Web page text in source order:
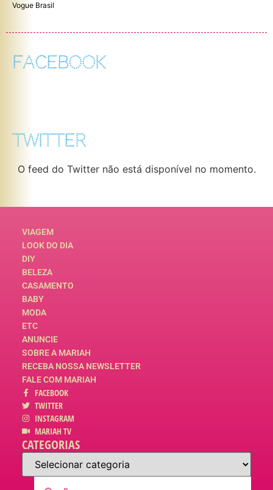
Vogue Brasil
FACEBOOK
TWITTER
O feed do Twitter não está disponível no momento.
VIAGEM
LOOK DO DIA
DIY
BELEZA
CASAMENTO
BABY
MODA
ETC
ANUNCIE
SOBRE A MARIAH
RECEBA NOSSA NEWSLETTER
FALE COM MARIAH
FACEBOOK
TWITTER
INSTAGRAM
MARIAH TV
CATEGORIAS